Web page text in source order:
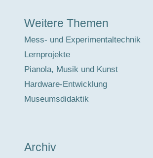
Weitere Themen
Mess- und Experimentaltechnik
Lernprojekte
Pianola, Musik und Kunst
Hardware-Entwicklung
Museumsdidaktik
Archiv